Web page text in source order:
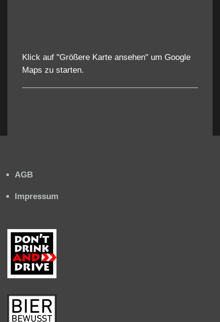
Klick auf "Größere Karte ansehen" um Google
Maps zu starten.
AGB
Impressum